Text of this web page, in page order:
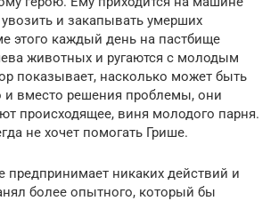
и закапывать умерших
этого каждый день на пастбище
животных и ругаются с молодым
показывает, насколько может быть
и вместо решения проблемы, они
происходящее, виня молодого парня.
не хочет помогать Грише.
предпринимает никаких действий и
более опытного, который бы